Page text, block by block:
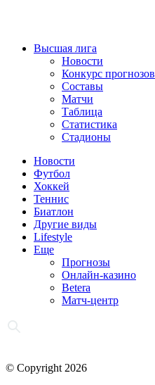
Высшая лига
Новости
Конкурс прогнозов
Составы
Матчи
Таблица
Статистика
Стадионы
Новости
Футбол
Хоккей
Теннис
Биатлон
Другие виды
Lifestyle
Еще
Прогнозы
Онлайн-казино
Betera
Матч-центр
© Copyright 2026